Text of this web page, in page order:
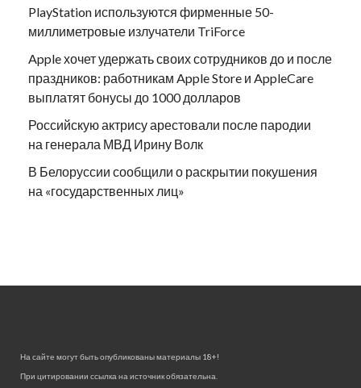
PlayStation используются фирменные 50-
миллиметровые излучатели TriForce
Apple хочет удержать своих сотрудников до и после
праздников: работникам Apple Store и AppleCare
выплатят бонусы до 1000 долларов
Российскую актрису арестовали после пародии
на генерала МВД Ирину Волк
В Белоруссии сообщили о раскрытии покушения
на «государственных лиц»
На сайте могут быть опубликованы материалы 18+!
При цитировании ссылка на источник обязательна.